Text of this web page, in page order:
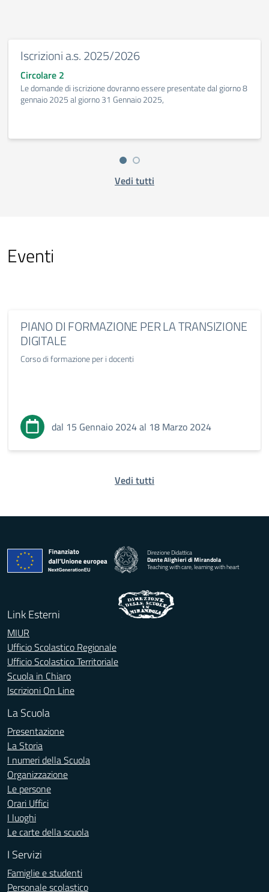
Iscrizioni a.s. 2025/2026
Circolare 2
Le domande di iscrizione dovranno essere presentate dal giorno 8
gennaio 2025 al giorno 31 Gennaio 2025,
Vedi tutti
Eventi
PIANO DI FORMAZIONE PER LA TRANSIZIONE
DIGITALE
Corso di formazione per i docenti
dal 15 Gennaio 2024 al 18 Marzo 2024
Vedi tutti
Direzione Didattica
Dante Alighieri di Mirandola
Teaching with care, learning with heart
Link Esterni
MIUR
Ufficio Scolastico Regionale
Ufficio Scolastico Territoriale
Scuola in Chiaro
Iscrizioni On Line
La Scuola
Presentazione
La Storia
I numeri della Scuola
Organizzazione
Le persone
Orari Uffici
I luoghi
Le carte della scuola
I Servizi
Famiglie e studenti
Personale scolastico